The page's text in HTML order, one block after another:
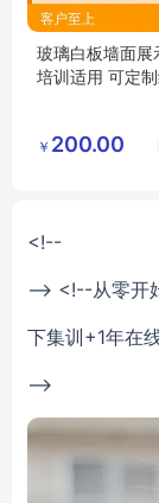
玻璃白板墙面展
培训适用 可定
￥ 200.00
<!--
--> <!--从零开
下集训+1年在
-->